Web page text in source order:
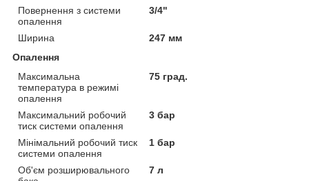
Повернення з системи
опалення
3/4"
Ширина
247 мм
Опалення
Максимальна
температура в режимі
опалення
75 град.
Максимальний робочий
тиск системи опалення
3 бар
Мінімальний робочий тиск
системи опалення
1 бар
Об'єм розширювального
7 л